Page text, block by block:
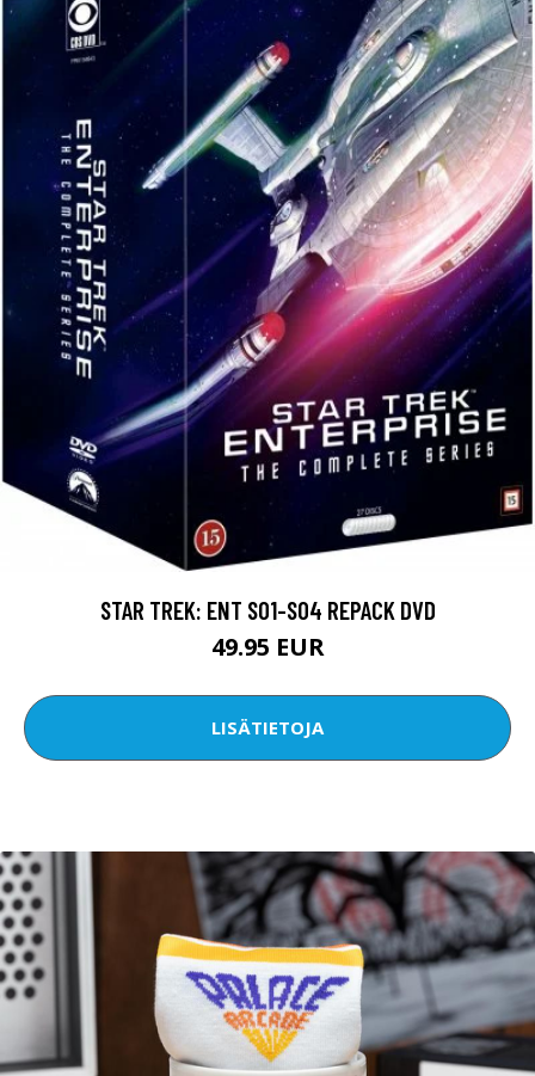
STAR TREK: ENT S01-S04 REPACK DVD
49.95 EUR
LISÄTIETOJA